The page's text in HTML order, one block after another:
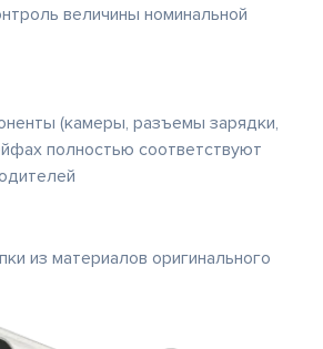
величины номинальной
(камеры, разъемы зарядки,
полностью соответствуют
из материалов оригинального